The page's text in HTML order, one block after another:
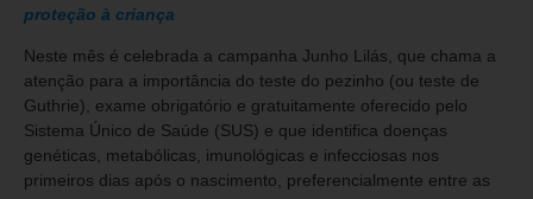
proteção à criança
Neste mês é celebrada a campanha Junho Lilás, que chama a
atenção para a importância do teste do pezinho (ou teste de
Guthrie), exame obrigatório e gratuitamente oferecido pelo
Sistema Único de Saúde (SUS) e que identifica doenças
genéticas, metabólicas, imunológicas e infecciosas nos
primeiros dias após o nascimento, preferencialmente entre as